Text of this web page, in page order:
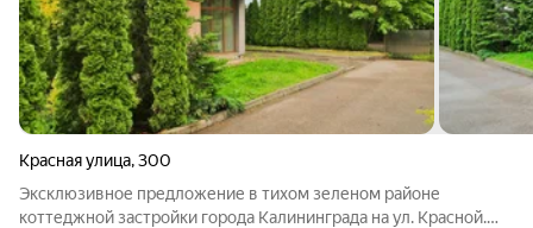
Красная улица,300
Эксклюзивное предложение в тихом зеленом районе
коттеджной застройки города Калининграда на ул. Красной.